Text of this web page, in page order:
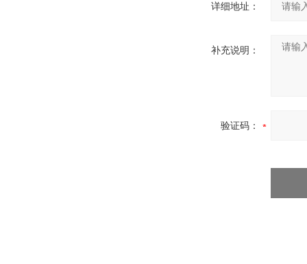
详细地址：
补充说明：
验证码：